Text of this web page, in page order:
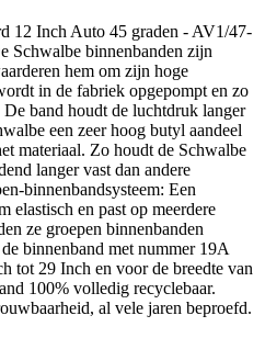
12 Inch Auto 45 graden - AV1/47-
Schwalbe binnenbanden zijn
hem om zijn hoge
in de fabriek opgepompt en zo
band houdt de luchtdruk langer
een zeer hoog butyl aandeel
materiaal. Zo houdt de Schwalbe
langer vast dan andere
binnenbandsysteem: Een
elastisch en past op meerdere
ze groepen binnenbanden
binnenband met nummer 19A
tot 29 Inch en voor de breedte van
100% volledig recyclebaar.
al vele jaren beproefd.